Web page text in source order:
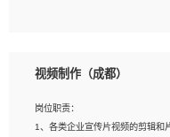
上；
3、想象力丰富, 有一定的艺术审美
4、有良好的场景特效搭建功底；
视频制作（成都）
岗位职责：
1、各类企业宣传片视频的剪辑和